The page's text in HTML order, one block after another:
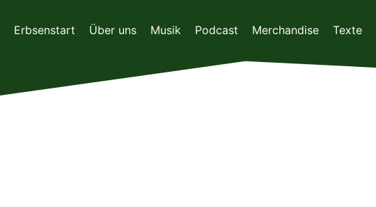
InhaltErbsenstart Über uns Musik Podcast Merchandise Texte